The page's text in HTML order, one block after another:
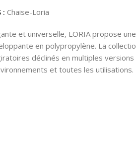
: Chaise-Loria
et universelle, LORIA propose
en polypropylène. La
déclinés en multiples
et toutes les utilisations.